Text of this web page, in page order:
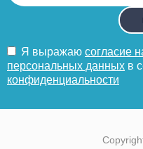
Я выражаю согласие
персональных данных в
конфиденциальности